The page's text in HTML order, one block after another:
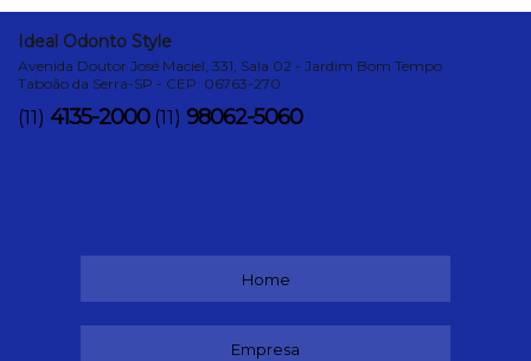
Ideal Odonto Style
Avenida Doutor José Maciel, 331, Sala 02 - Jardim Bom Tempo
Taboão da Serra-SP - CEP: 06763-270
(11) 4135-2000 (11) 98062-5060
Home
Empresa